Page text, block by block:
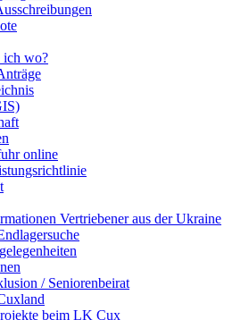
ich wo?
online
Vertriebener aus der Ukraine
/ Seniorenbeirat
beim LK Cux